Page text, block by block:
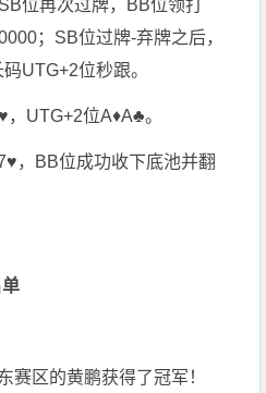
位再次过牌，BB位领打
；SB位过牌-弃牌之后，
UTG+2位秒跟。
UTG+2位A♦A♣。
，BB位成功收下底池并翻
赛区的黄鹏获得了冠军！